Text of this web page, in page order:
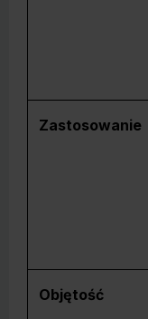
Zastosowanie
Objętość